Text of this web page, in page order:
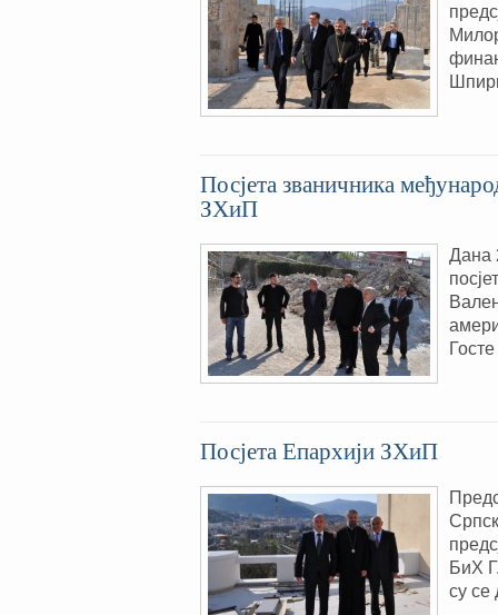
Посјета званичника
ЗХиП
Дана
Посјета Епархији ЗХиП
БиХ
су се